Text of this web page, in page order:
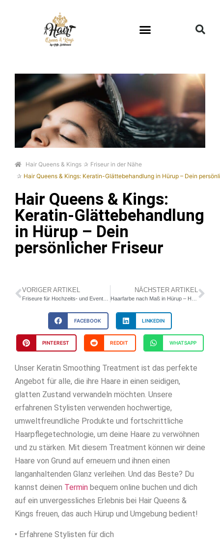
Hair Queens & Kings
Friseur in der Nähe
Hair Queens & Kings: Keratin-Glättebehandlung in Hürup – Dein
Hair Queens & Kings:
Keratin-Glättebehandlung
in Hürup – Dein
persönlicher Friseur
VORIGER ARTIKEL NÄCHSTER ARTIKEL
FACEBOOK LINKEDIN
PINTEREST REDDIT WHATSAPP
Unser Keratin Smoothing Treatment ist das perfekte
Angebot für alle, die ihre Haare in einen seidigen,
glatten Zustand verwandeln möchten. Unsere
erfahrenen Stylisten verwenden hochwertige,
umweltfreundliche Produkte und fortschrittliche
Haarpflegetechnologie, um deine Haare zu verwöhnen
und zu stärken. Mit diesem Treatment können wir deine
Haare von Grund auf erneuern und ihnen einen
langanhaltenden Glanz verleihen. Und das Beste? Du
kannst deinen Termin bequem online buchen und dich
auf ein unvergessliches Erlebnis bei Hair Queens &
Kings freuen, das auch Hürup und Umgebung bedient!
• Erfahrene Stylisten für dich